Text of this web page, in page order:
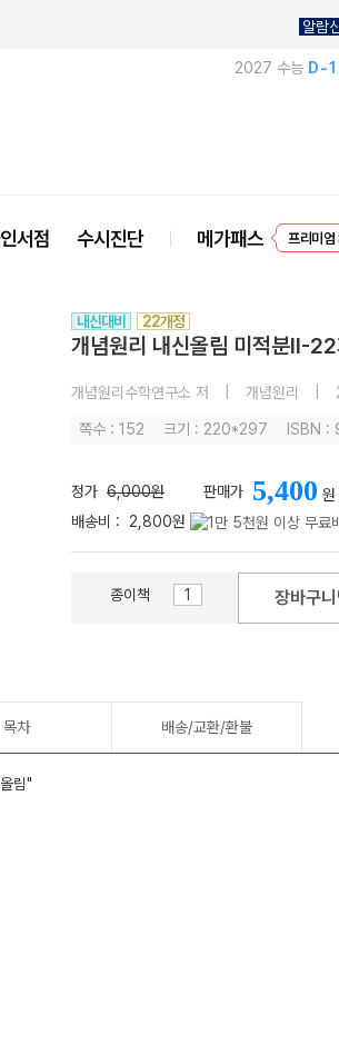
알람
2027 수능 D-
서점 수시진단 메가패스
내신대비 22개정
개념원리 내신올림 미적분II-
개념원리수학연구소 저 개념원리
쪽수 : 152 크기 : 220*297 ISBN
정가 6,000원 판매가 5,400 원
배송비 : 2,800원
종이책 장바구니
목차 배송/교환/환불
림"